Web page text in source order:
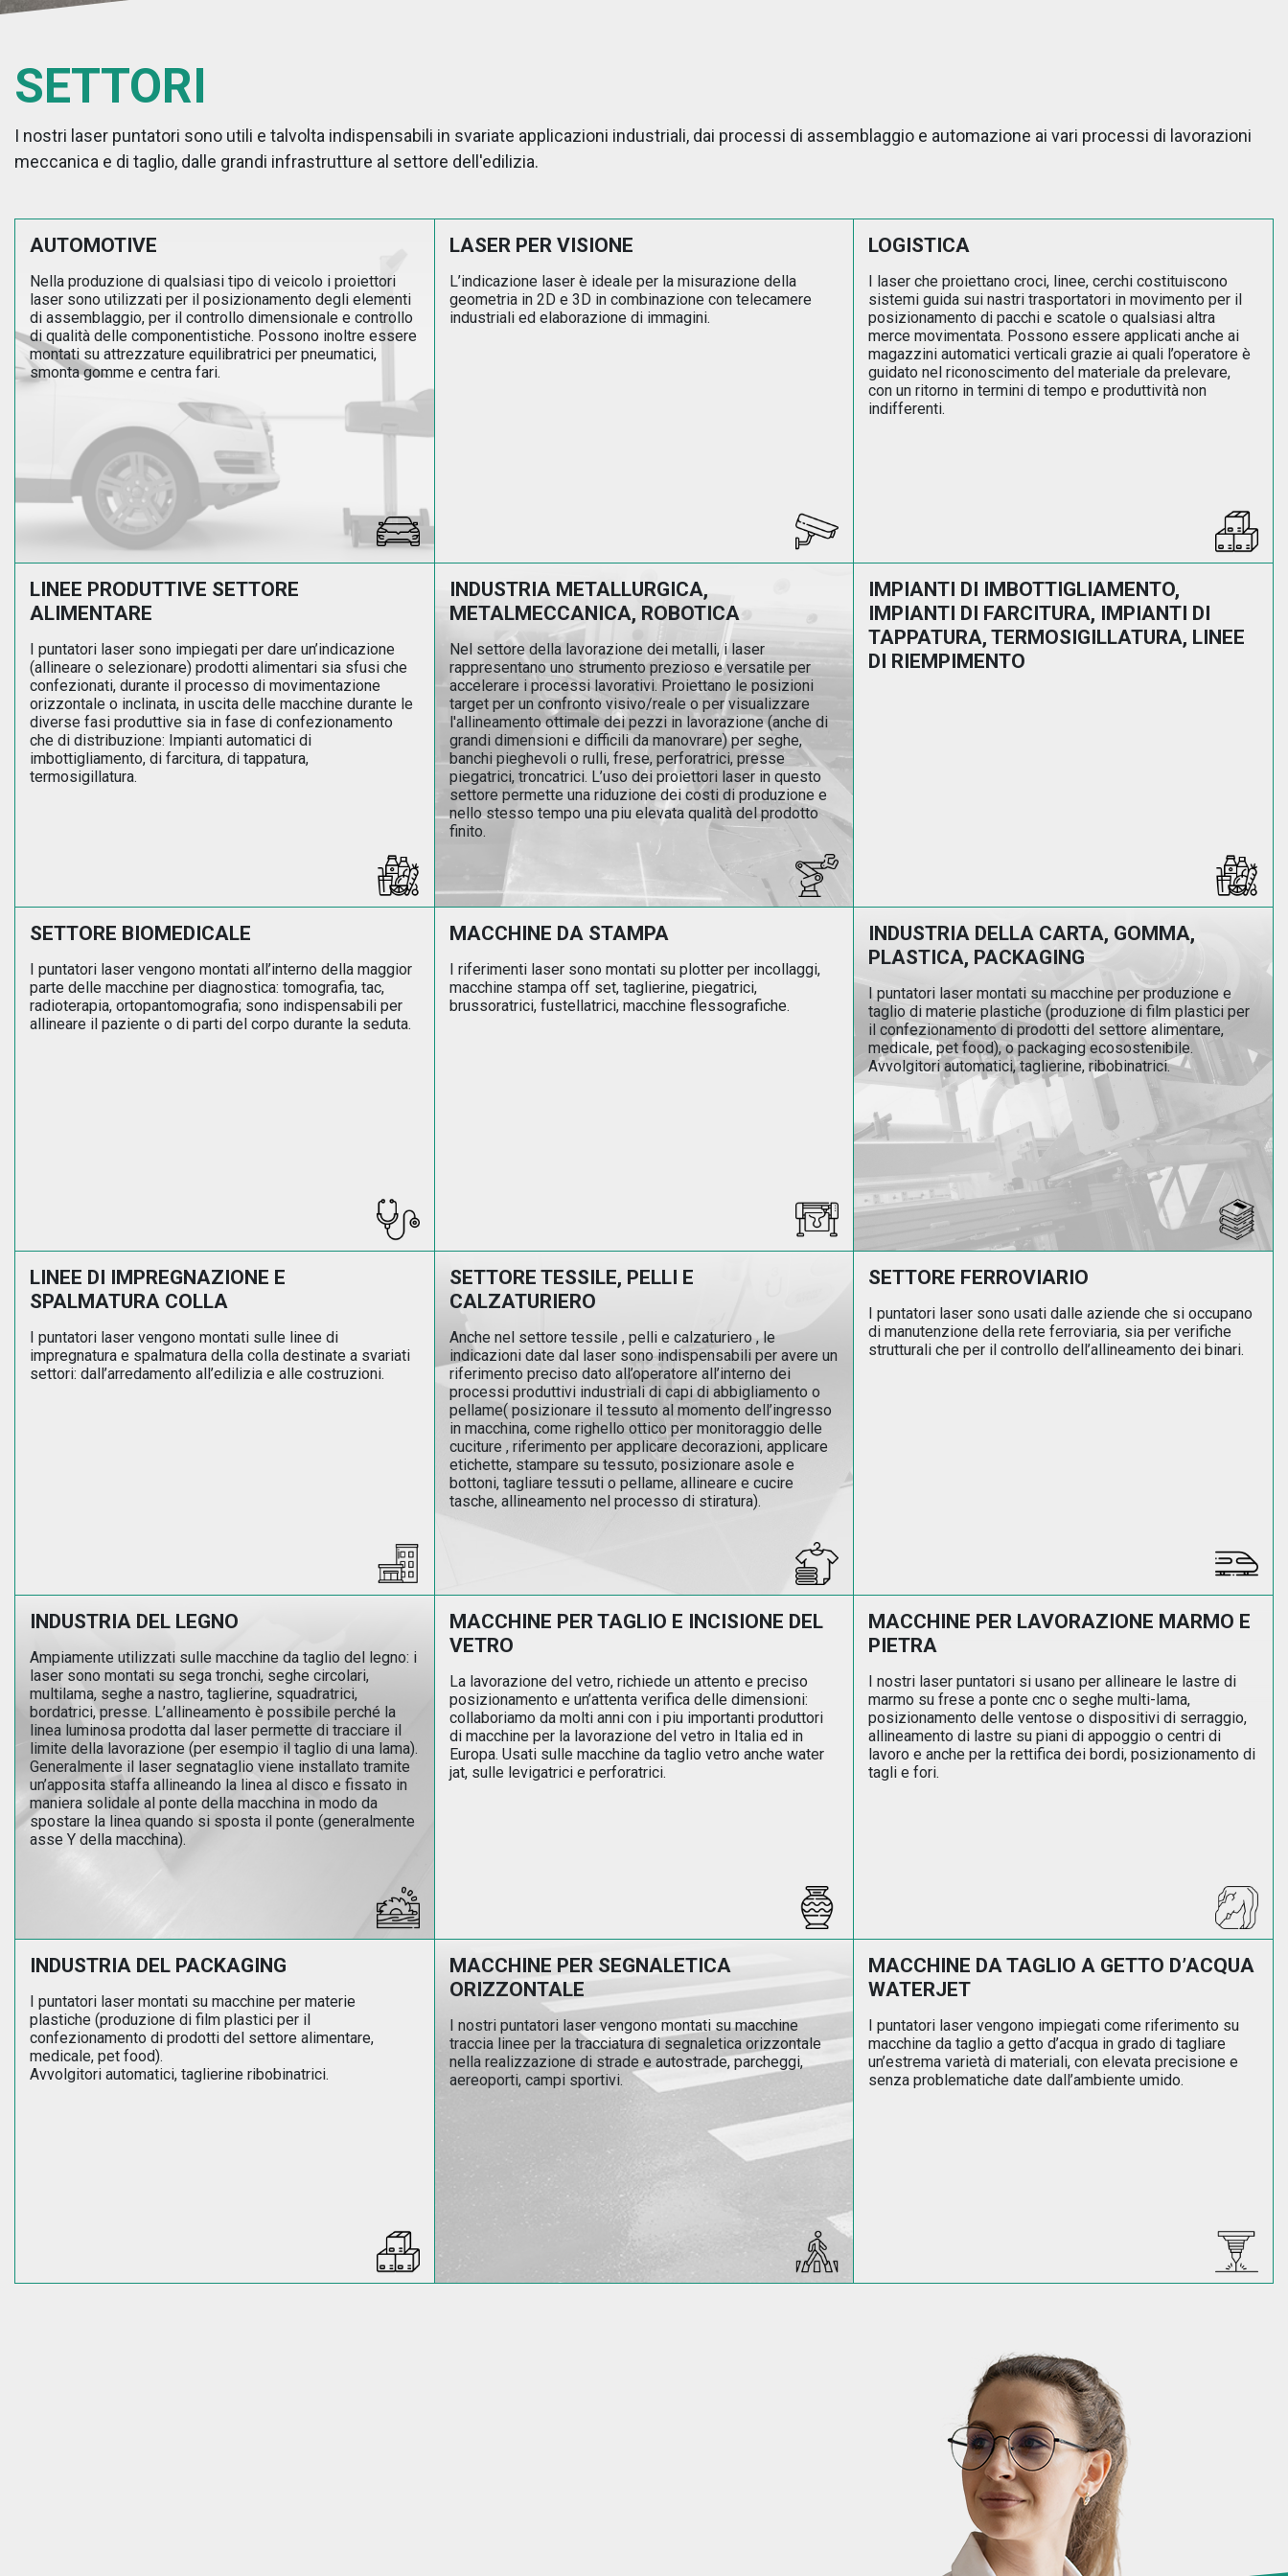
SETTORI
I nostri laser puntatori sono utili e talvolta indispensabili in svariate applicazioni industriali, dai processi di assemblaggio e automazione ai vari processi di lavorazioni
meccanica e di taglio, dalle grandi infrastrutture al settore dell'edilizia.
AUTOMOTIVE
Nella produzione di qualsiasi tipo di veicolo i proiettori
laser sono utilizzati per il posizionamento degli elementi
di assemblaggio, per il controllo dimensionale e controllo
di qualità delle componentistiche. Possono inoltre essere
montati su attrezzature equilibratrici per pneumatici,
smonta gomme e centra fari.
LASER PER VISIONE
L’indicazione laser è ideale per la misurazione della
geometria in 2D e 3D in combinazione con telecamere
industriali ed elaborazione di immagini.
LOGISTICA
I laser che proiettano croci, linee, cerchi costituiscono
sistemi guida sui nastri trasportatori in movimento per il
posizionamento di pacchi e scatole o qualsiasi altra
merce movimentata. Possono essere applicati anche ai
magazzini automatici verticali grazie ai quali l’operatore è
guidato nel riconoscimento del materiale da prelevare,
con un ritorno in termini di tempo e produttività non
indifferenti.
LINEE PRODUTTIVE SETTORE
ALIMENTARE
I puntatori laser sono impiegati per dare un’indicazione
(allineare o selezionare) prodotti alimentari sia sfusi che
confezionati, durante il processo di movimentazione
orizzontale o inclinata, in uscita delle macchine durante le
diverse fasi produttive sia in fase di confezionamento
che di distribuzione: Impianti automatici di
imbottigliamento, di farcitura, di tappatura,
termosigillatura.
INDUSTRIA METALLURGICA,
METALMECCANICA, ROBOTICA
Nel settore della lavorazione dei metalli, i laser
rappresentano uno strumento prezioso e versatile per
accelerare i processi lavorativi. Proiettano le posizioni
target per un confronto visivo/reale o per visualizzare
l'allineamento ottimale dei pezzi in lavorazione (anche di
grandi dimensioni e difficili da manovrare) per seghe,
banchi pieghevoli o rulli, frese, perforatrici, presse
piegatrici, troncatrici. L’uso dei proiettori laser in questo
settore permette una riduzione dei costi di produzione e
nello stesso tempo una piu elevata qualità del prodotto
finito.
IMPIANTI DI IMBOTTIGLIAMENTO,
IMPIANTI DI FARCITURA, IMPIANTI DI
TAPPATURA, TERMOSIGILLATURA, LINEE
DI RIEMPIMENTO
SETTORE BIOMEDICALE
I puntatori laser vengono montati all’interno della maggior
parte delle macchine per diagnostica: tomografia, tac,
radioterapia, ortopantomografia; sono indispensabili per
allineare il paziente o di parti del corpo durante la seduta.
MACCHINE DA STAMPA
I riferimenti laser sono montati su plotter per incollaggi,
macchine stampa off set, taglierine, piegatrici,
brussoratrici, fustellatrici, macchine flessografiche.
INDUSTRIA DELLA CARTA, GOMMA,
PLASTICA, PACKAGING
I puntatori laser montati su macchine per produzione e
taglio di materie plastiche (produzione di film plastici per
il confezionamento di prodotti del settore alimentare,
medicale, pet food), o packaging ecosostenibile.
Avvolgitori automatici, taglierine, ribobinatrici.
LINEE DI IMPREGNAZIONE E
SPALMATURA COLLA
I puntatori laser vengono montati sulle linee di
impregnatura e spalmatura della colla destinate a svariati
settori: dall’arredamento all’edilizia e alle costruzioni.
SETTORE TESSILE, PELLI E
CALZATURIERO
Anche nel settore tessile , pelli e calzaturiero , le
indicazioni date dal laser sono indispensabili per avere un
riferimento preciso dato all’operatore all’interno dei
processi produttivi industriali di capi di abbigliamento o
pellame( posizionare il tessuto al momento dell’ingresso
in macchina, come righello ottico per monitoraggio delle
cuciture , riferimento per applicare decorazioni, applicare
etichette, stampare su tessuto, posizionare asole e
bottoni, tagliare tessuti o pellame, allineare e cucire
tasche, allineamento nel processo di stiratura).
SETTORE FERROVIARIO
I puntatori laser sono usati dalle aziende che si occupano
di manutenzione della rete ferroviaria, sia per verifiche
strutturali che per il controllo dell’allineamento dei binari.
INDUSTRIA DEL LEGNO
Ampiamente utilizzati sulle macchine da taglio del legno: i
laser sono montati su sega tronchi, seghe circolari,
multilama, seghe a nastro, taglierine, squadratrici,
bordatrici, presse. L’allineamento è possibile perché la
linea luminosa prodotta dal laser permette di tracciare il
limite della lavorazione (per esempio il taglio di una lama).
Generalmente il laser segnataglio viene installato tramite
un’apposita staffa allineando la linea al disco e fissato in
maniera solidale al ponte della macchina in modo da
spostare la linea quando si sposta il ponte (generalmente
asse Y della macchina).
MACCHINE PER TAGLIO E INCISIONE DEL
VETRO
La lavorazione del vetro, richiede un attento e preciso
posizionamento e un’attenta verifica delle dimensioni:
collaboriamo da molti anni con i piu importanti produttori
di macchine per la lavorazione del vetro in Italia ed in
Europa. Usati sulle macchine da taglio vetro anche water
jat, sulle levigatrici e perforatrici.
MACCHINE PER LAVORAZIONE MARMO E
PIETRA
I nostri laser puntatori si usano per allineare le lastre di
marmo su frese a ponte cnc o seghe multi-lama,
posizionamento delle ventose o dispositivi di serraggio,
allineamento di lastre su piani di appoggio o centri di
lavoro e anche per la rettifica dei bordi, posizionamento di
tagli e fori.
INDUSTRIA DEL PACKAGING
I puntatori laser montati su macchine per materie
plastiche (produzione di film plastici per il
confezionamento di prodotti del settore alimentare,
medicale, pet food).
Avvolgitori automatici, taglierine ribobinatrici.
MACCHINE PER SEGNALETICA
ORIZZONTALE
I nostri puntatori laser vengono montati su macchine
traccia linee per la tracciatura di segnaletica orizzontale
nella realizzazione di strade e autostrade, parcheggi,
aereoporti, campi sportivi.
MACCHINE DA TAGLIO A GETTO D’ACQUA
WATERJET
I puntatori laser vengono impiegati come riferimento su
macchine da taglio a getto d’acqua in grado di tagliare
un’estrema varietà di materiali, con elevata precisione e
senza problematiche date dall’ambiente umido.